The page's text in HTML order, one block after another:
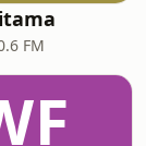
FM